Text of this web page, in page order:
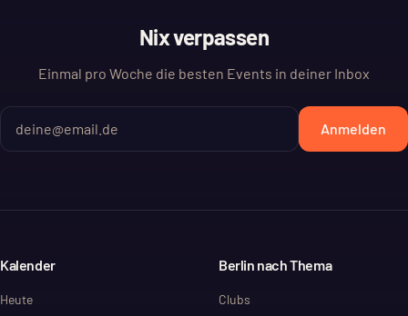
Nix verpassen
Einmal pro Woche die besten Events in deiner Inbox
Anmelden
Kalender
Heute
Berlin nach Thema
Clubs